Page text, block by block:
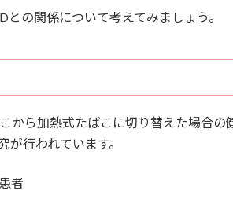
の関係について考えてみましょう。
から加熱式たばこに切り替えた場合の
行われています。
者